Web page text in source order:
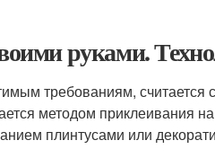
руками.
требованиям,
методом приклеивания
плинтусами или